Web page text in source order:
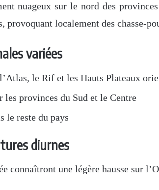
nuageux sur le nord des
provoquant localement des chasse-
variées
le Rif et les Hauts Plateaux
les provinces du Sud et le Centre
le reste du pays
diurnes
connaîtront une légère hausse sur